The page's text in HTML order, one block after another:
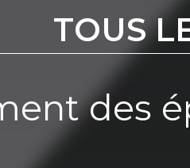
TOUS
des